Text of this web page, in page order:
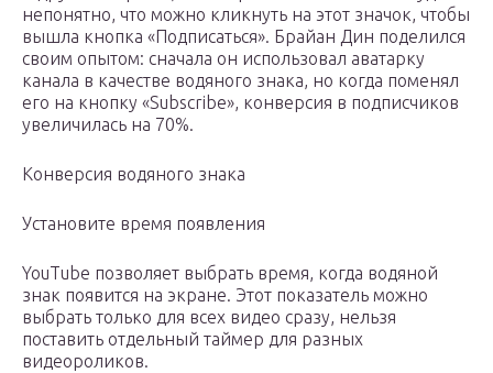
непонятно, что можно кликнуть на этот значок, чтобы
вышла кнопка «Подписаться». Брайан Дин поделился
своим опытом: сначала он использовал аватарку
канала в качестве водяного знака, но когда поменял
его на кнопку «Subscribe», конверсия в подписчиков
увеличилась на 70%.
Конверсия водяного знака
Установите время появления
YouTube позволяет выбрать время, когда водяной
знак появится на экране. Этот показатель можно
выбрать только для всех видео сразу, нельзя
поставить отдельный таймер для разных
видеороликов.